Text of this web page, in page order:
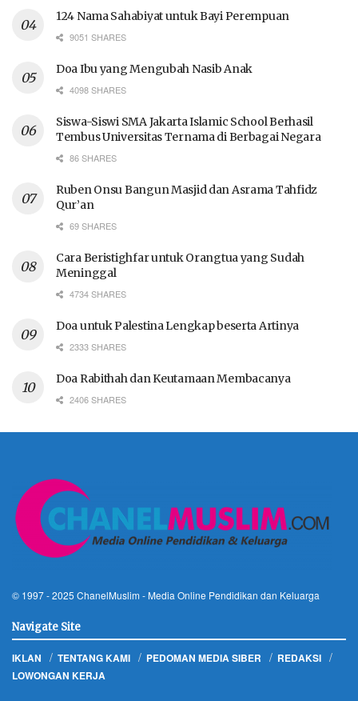
124 Nama Sahabiyat untuk Bayi Perempuan
9051 SHARES
Doa Ibu yang Mengubah Nasib Anak
4098 SHARES
Siswa-Siswi SMA Jakarta Islamic School Berhasil
Tembus Universitas Ternama di Berbagai Negara
86 SHARES
Ruben Onsu Bangun Masjid dan Asrama Tahfidz
Qur’an
69 SHARES
Cara Beristighfar untuk Orangtua yang Sudah
Meninggal
4734 SHARES
Doa untuk Palestina Lengkap beserta Artinya
2333 SHARES
Doa Rabithah dan Keutamaan Membacanya
2406 SHARES
© 1997 - 2025 ChanelMuslim - Media Online Pendidikan dan Keluarga
Navigate Site
IKLAN TENTANG KAMI PEDOMAN MEDIA SIBER
REDAKSI
LOWONGAN KERJA